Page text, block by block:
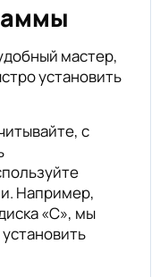
мастер,
установить
с
Например,
«C», мы